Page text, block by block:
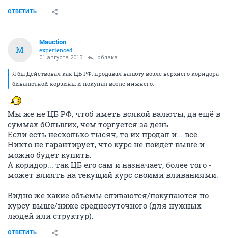
ОТВЕТИТЬ
M
Mauction
experienced
01 августа 2013 облака
Я бы Действовал как ЦБ РФ: продавал валюту возле верхнего коридора
бивалютной корзины и покупал возле нижнего.
Мы же не ЦБ РФ, чтоб иметь всякой валюты, да ещё в
суммах бОльших, чем торгуется за день.
Если есть несколько тысяч, то их продал и... всё.
Никто не гарантирует, что курс не пойдёт выше и
можно будет купить.
А коридор... так ЦБ его сам и назначает, более того -
может влиять на текущий курс своими вливаниями.
Видно же какие объёмы сливаются/покупаются по
курсу выше/ниже среднесуточного (для нужных
людей или структур).
ОТВЕТИТЬ